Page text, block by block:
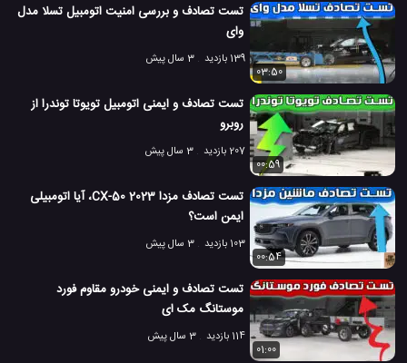
تست تصادف و بررسی امنیت اتومبیل تسلا مدل
وای
139 بازدید
3 سال پیش
03:50
تست تصادف و ایمنی اتومبیل تویوتا توندرا از
روبرو
207 بازدید
3 سال پیش
00:59
تست تصادف مزدا CX-50 2023، آیا اتومبیلی
ایمن است؟
103 بازدید
3 سال پیش
00:54
تست تصادف و ایمنی خودرو مقاوم فورد
موستانگ مک ای
114 بازدید
3 سال پیش
01:00